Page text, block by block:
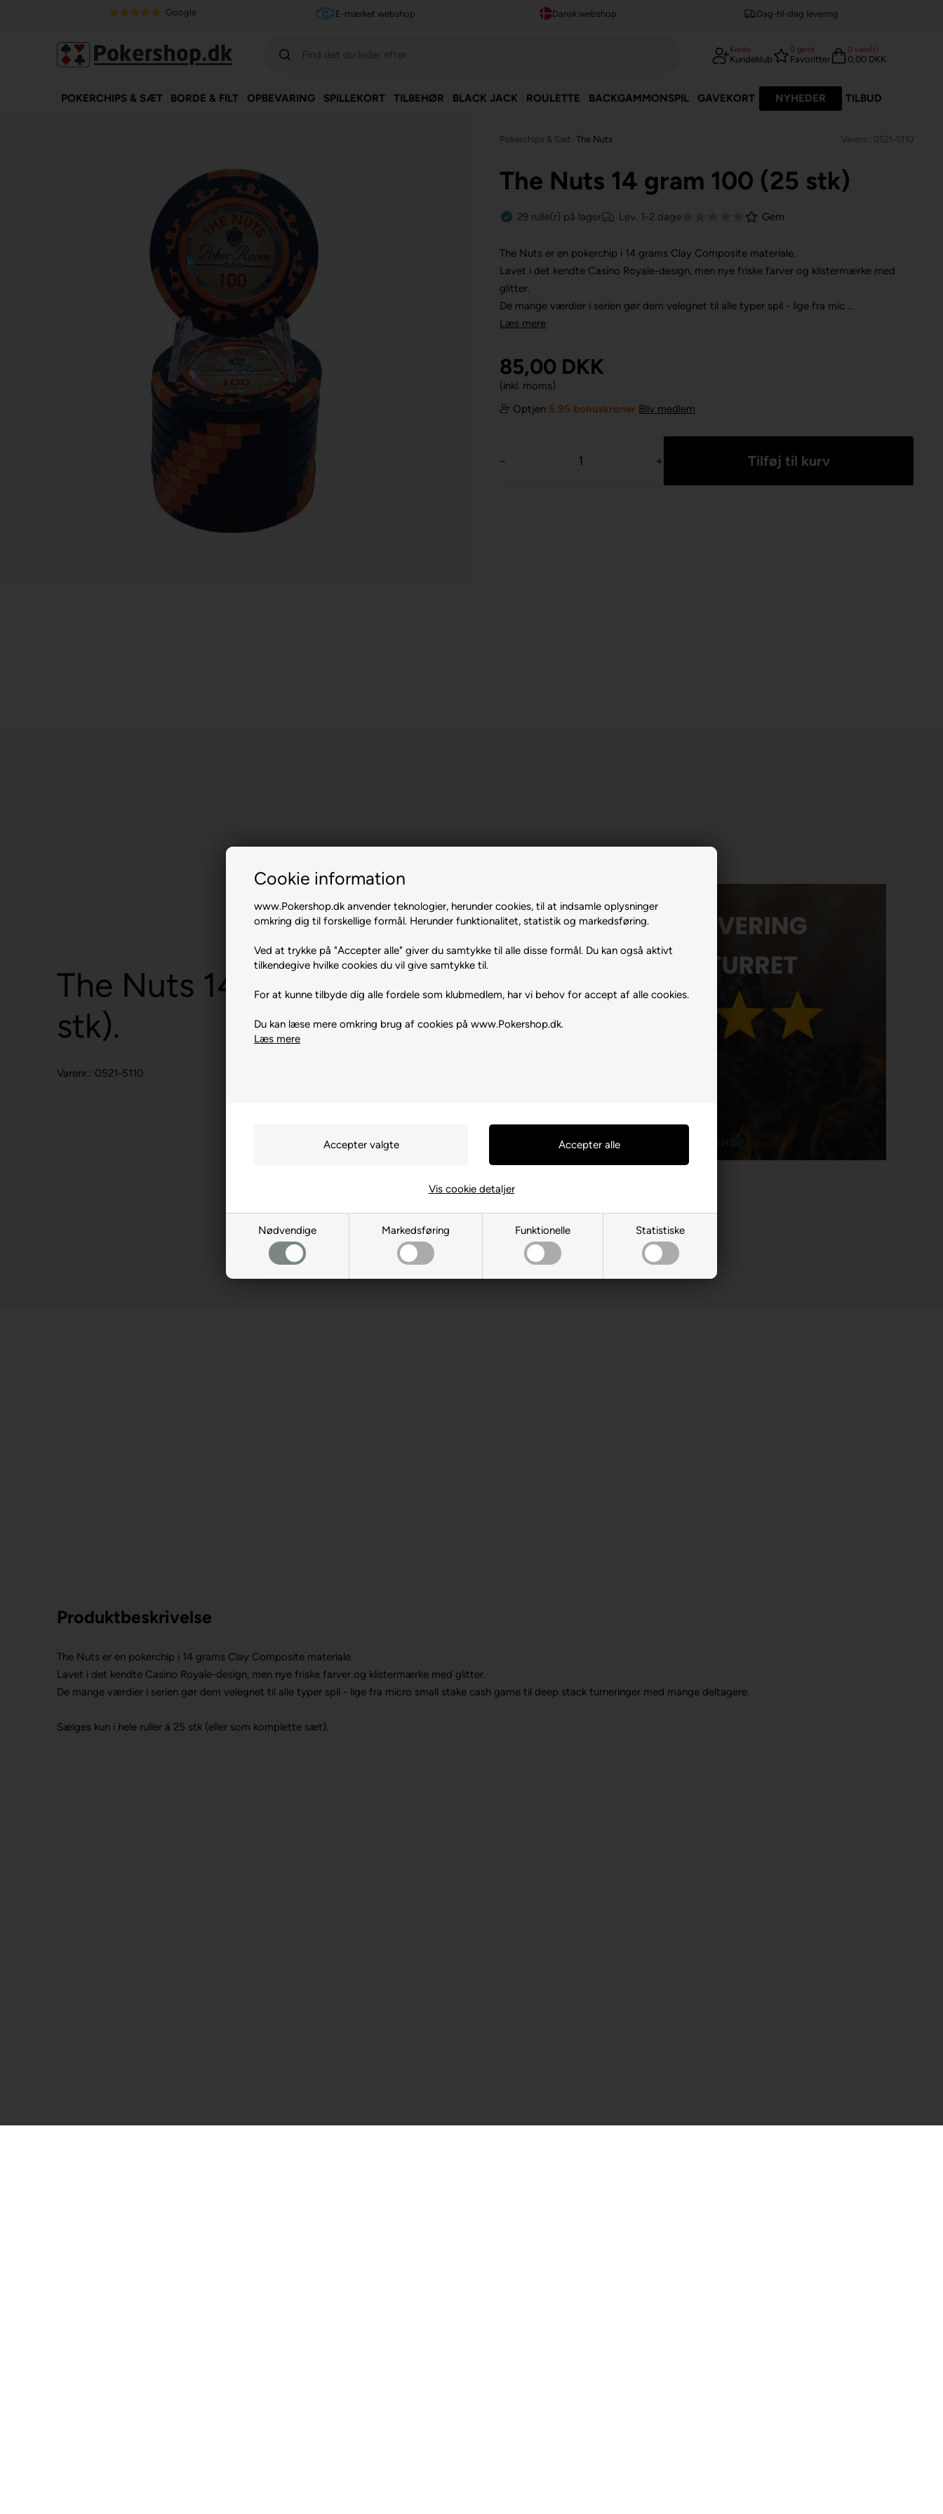
Cookie information
www.Pokershop.dk anvender teknologier, herunder cookies, til at indsamle oplysninger
omkring dig til forskellige formål. Herunder funktionalitet, statistik og markedsføring.
Ved at trykke på "Accepter alle" giver du samtykke til alle disse formål. Du kan også aktivt
tilkendegive hvilke cookies du vil give samtykke til.
For at kunne tilbyde dig alle fordele som klubmedlem, har vi behov for accept af alle cookies.
Du kan læse mere omkring brug af cookies på www.Pokershop.dk.
Læs mere
Nødvendige Markedsføring Funktionelle Statistiske
Vis cookie detaljer
Google E-mærket webshop Dansk webshop Dag-til-dag levering
Konto
Kundeklub
0 gemt
Favoritter
0 vare(r)
0,00 DKK
POKERCHIPS & SÆT BORDE & FILT OPBEVARING SPILLEKORT TILBEHØR BLACK JACK ROULETTE BACKGAMMONSPIL GAVEKORT NYHEDER TILBUD
Pokerchips & Sæt »The Nuts Varenr.: 0521-5110
The Nuts 14 gram 100 (25 stk)
29 rulle(r) på lager Lev. 1-2 dage Gem
The Nuts er en pokerchip i 14 grams Clay Composite materiale.
Lavet i det kendte Casino Royale-design, men nye friske farver og klistermærke med
glitter.
De mange værdier i serien gør dem velegnet til alle typer spil - lige fra mic ...
Læs mere
85,00 DKK
(inkl. moms)
Optjen 5.95 bonuskroner Bliv medlem
- +
The Nuts 14 gram 100 (25
stk).
Varenr.: 0521-5110
Produktbeskrivelse
The Nuts er en pokerchip i 14 grams Clay Composite materiale.
Lavet i det kendte Casino Royale-design, men nye friske farver og klistermærke med glitter.
De mange værdier i serien gør dem velegnet til alle typer spil - lige fra micro small stake cash game til deep stack turneringer med mange deltagere.
Sælges kun i hele ruller á 25 stk (eller som komplette sæt).